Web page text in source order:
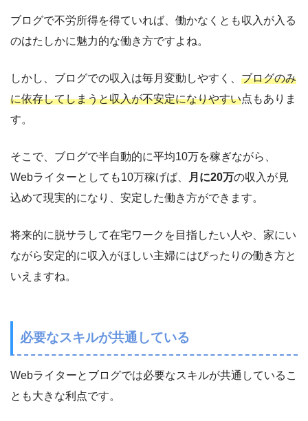
ブログで不労所得を得ていれば、働かなくとも収入が入る
のはたしかに魅力的な働き方ですよね。
しかし、ブログでの収入は毎月変動しやすく、 ブログのみ
に依存してしまうと収入が不安定になりやすい点もありま
す。
そこで、ブログで半自動的に平均10万を稼ぎながら、
Webライターとしても10万稼げば、
月に20万の収入が見
込めて現実的になり、安定した働き方ができます。
将来的に脱サラして在宅ワークを目指したい人や、家にい
ながら安定的に収入がほしい主婦にはぴったりの働き方と
いえますね。
必要なスキルが共通している
Webライターとブログでは必要なスキルが共通しているこ
とも大きな利点です。